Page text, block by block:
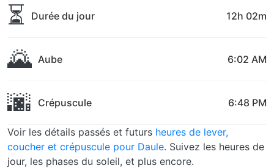
⏳ Durée du jour 12h 02m
🌄 Aube 6:02 AM
🌆 Crépuscule 6:48 PM
Voir les détails passés et futurs heures de lever,
coucher et crépuscule pour Daule. Suivez les heures de
jour, les phases du soleil, et plus encore.